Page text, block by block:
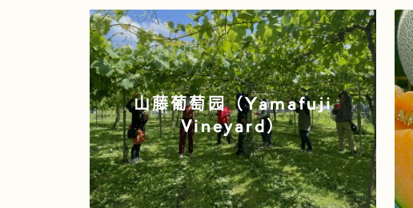
山藤葡萄园（Yamafuji
Vineyard）